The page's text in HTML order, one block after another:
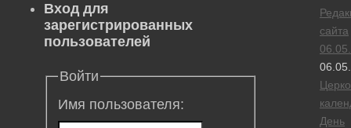
сайта
День
Вход для
зарегистрированных
пользователей
Войти
Имя пользователя: